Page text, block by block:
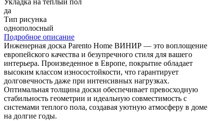
Укладка на теплый пол
да
Тип рисунка
однополосный
Подробное описание
Инженерная доска Parento Home ВИНИР — это воплощение
европейского качества и безупречного стиля для вашего
интерьера. Произведенное в Европе, покрытие обладает
высоким классом износостойкости, что гарантирует
долговечность даже при интенсивных нагрузках.
Оптимальная толщина доски обеспечивает превосходную
стабильность геометрии и идеальную совместимость с
системами теплого пола, создавая уютную атмосферу в доме
на долгие годы.